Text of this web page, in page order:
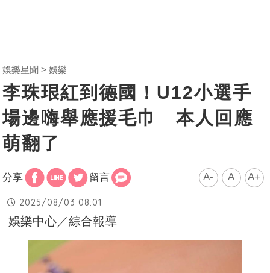
娛樂星聞 娛樂
李珠珢紅到德國！U12小選手
場邊嗨舉應援毛巾 本人回應
萌翻了
分享 留言 A- A A+
2025/08/03 08:01
娛樂中心／綜合報導